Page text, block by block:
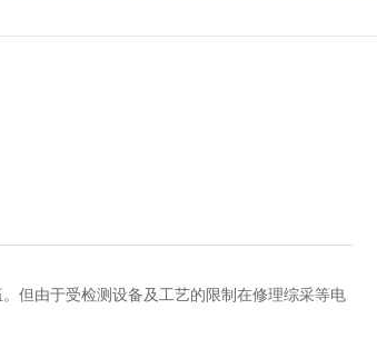
但由于受检测设备及工艺的限制在修理综采等电